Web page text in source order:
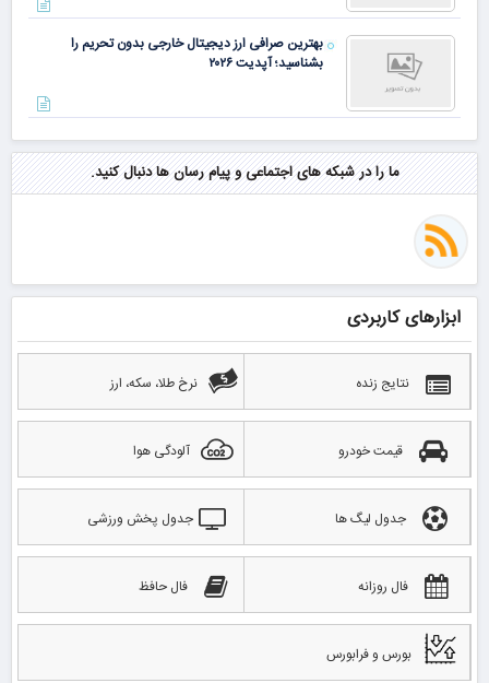
بهترین صرافی ارز دیجیتال خارجی بدون تحریم را
بشناسید؛ آپدیت ۲۰۲۶
ما را در شبکه های اجتماعی و پیام رسان ها دنبال کنید.
ابزارهای کاربردی
نتایج زنده نرخ طلا، سکه، ارز
قیمت خودرو آلودگی هوا
جدول لیگ ها جدول پخش ورزشی
فال روزانه فال حافظ
بورس و فرابورس